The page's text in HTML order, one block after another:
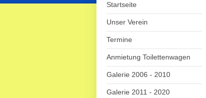
Startseite
Unser Verein
Termine
Anmietung Toilettenwagen
Galerie 2006 - 2010
Galerie 2011 - 2020